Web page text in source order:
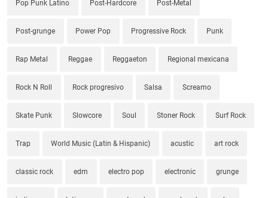
Pop Punk Latino Post-Hardcore Post-Metal
Post-grunge Power Pop Progressive Rock Punk
Rap Metal Reggae Reggaeton Regional mexicana
Rock N Roll Rock progresivo Salsa Screamo
Skate Punk Slowcore Soul Stoner Rock Surf Rock
Trap World Music (Latin & Hispanic) acustic art rock
classic rock edm electro pop electronic grunge